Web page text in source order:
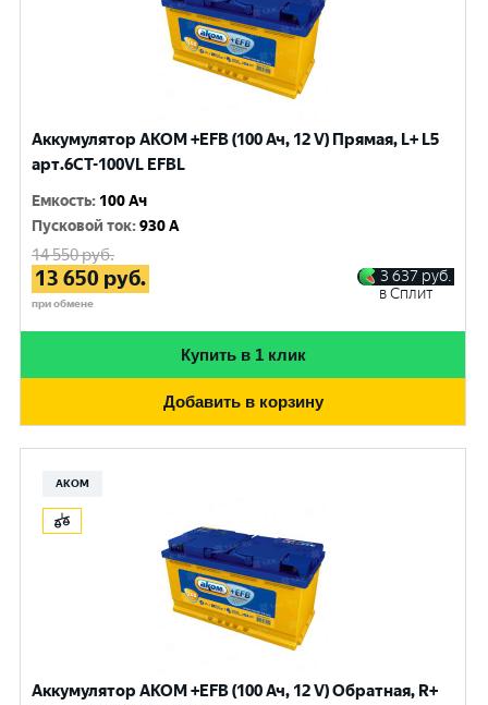
Аккумулятор AKOM +EFB (100 Ач, 12 V) Прямая, L+ L5
арт.6СТ-100VL EFBL
Емкость: 100 Ач
Пусковой ток:930 A
14 550руб.
13 650 руб.
при обмене
3 637 руб.
в Сплит
Купить в 1 клик
Добавить в корзину
АКОМ
Аккумулятор AKOM +EFB (100 Ач, 12 V) Обратная, R+